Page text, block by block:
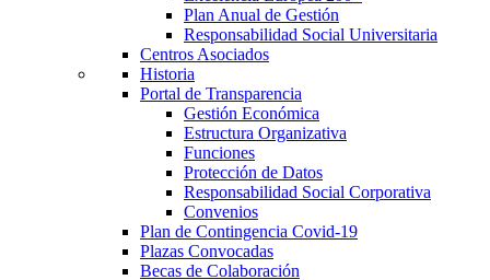
Plan Anual de Gestión
Responsabilidad Social Universitaria
Centros Asociados
Historia
Portal de Transparencia
Gestión Económica
Estructura Organizativa
Funciones
Protección de Datos
Responsabilidad Social Corporativa
Convenios
Plan de Contingencia Covid-19
Plazas Convocadas
Becas de Colaboración